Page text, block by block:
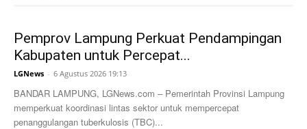
Pemprov Lampung Perkuat Pendampingan
Kabupaten untuk Percepat...
LGNews - 6 Agustus 2026 19:13
BANDAR LAMPUNG, LGNews.com – Pemerintah Provinsi Lampung
memperkuat koordinasi lintas sektor untuk mempercepat
penanggulangan tuberkulosis (TBC)...